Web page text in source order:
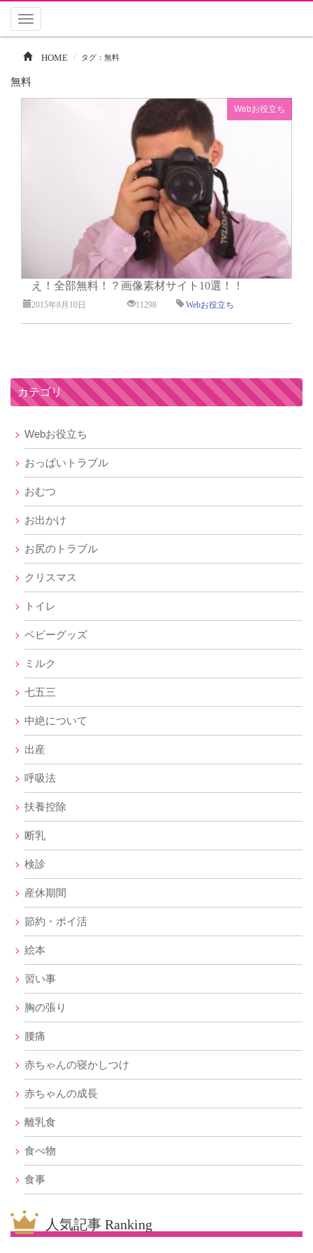
Toggle
HOME タグ：無料
無料
Webお役立ち
え！全部無料！？画像素材サイト10選！！
2015年8月10日 11298 Webお役立ち
カテゴリ
Webお役立ち
おっぱいトラブル
おむつ
お出かけ
お尻のトラブル
クリスマス
トイレ
ベビーグッズ
ミルク
七五三
中絶について
出産
呼吸法
扶養控除
断乳
検診
産休期間
節約・ポイ活
絵本
習い事
胸の張り
腰痛
赤ちゃんの寝かしつけ
赤ちゃんの成長
離乳食
食べ物
食事
人気記事 Ranking